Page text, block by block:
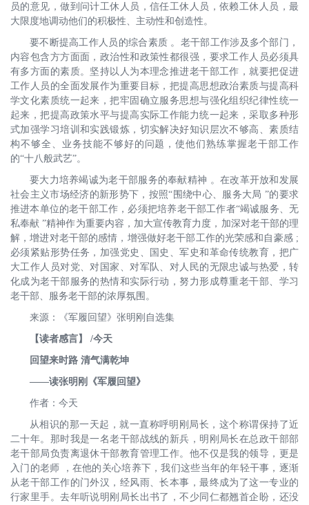
员的意见，做到问计工休人员，信任工休人员，依赖工休人员，最
大限度地调动他们的积极性、主动性和创造性。
要不断提高工作人员的综合素质 。老干部工作涉及多个部门，
内容包含方方面面，政治性和政策性都很强，要求工作人员必须具
有多方面的素质。坚持以人为本理念推进老干部工作，就要把促进
工作人员的全面发展作为重要目标，把提高思想政治素质与提高科
学文化素质统一起来，把牢固确立服务思想与强化组织纪律性统一
起来，把提高政策水平与提高实际工作能力统一起来，采取多种形
式加强学习培训和实践锻炼，切实解决好知识层次不够高、素质结
构不够全、业务技能不够好的问题，使他们熟练掌握老干部工作
的“十八般武艺”。
要大力培养竭诚为老干部服务的奉献精神 。在改革开放和发展
社会主义市场经济的新形势下，按照“围绕中心、服务大局 ”的要求
推进本单位的老干部工作，必须把培养老干部工作者“竭诚服务、无
私奉献 ”精神作为重要内容，加大宣传教育力度，加深对老干部的理
解，增进对老干部的感情，增强做好老干部工作的光荣感和自豪感 ;
必须紧贴形势任务，加强党史、国史、军史和革命传统教育，把广
大工作人员对党、对国家、对军队、对人民的无限忠诚与热爱，转
化成为老干部服务的热情和实际行动，努力形成尊重老干部、学习
老干部、服务老干部的浓厚氛围。
来源：《军履回望》张明刚自选集
【读者感言】 /今天
回望来时路 清气满乾坤
——读张明刚《军履回望》
作者：今天
从相识的那一天起，就一直称呼明刚局长，这个称谓保持了近
二十年。那时我是一名老干部战线的新兵，明刚局长在总政干部部
老干部局负责离退休干部教育管理工作。他不仅是我的领导，更是
入门的老师 ，在他的关心培养下，我们这些当年的年轻干事，逐渐
从老干部工作的门外汉，经风雨、长本事，最终成为了这一专业的
行家里手。去年听说明刚局长出书了，不少同仁都翘首企盼，还没